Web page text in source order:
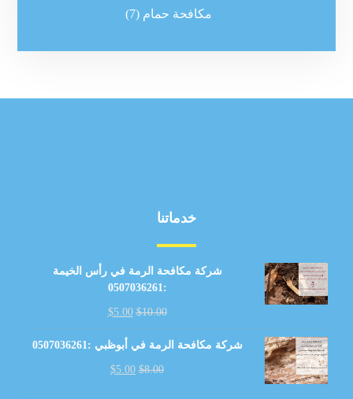
مكافحة حمام (7)
خدماتنا
شركة مكافحة الرمة في رأس الخيمة
:0507036261
$10.00
$5.00
شركة مكافحة الرمة في أبوظبي :0507036261
$8.00
$5.00